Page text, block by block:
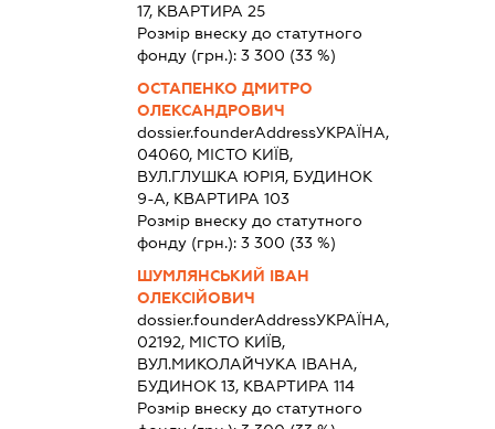
17, КВАРТИРА 25
Розмір внеску до статутного
фонду (грн.):3 300 (33 %)
ОСТАПЕНКО ДМИТРО
ОЛЕКСАНДРОВИЧ
dossier.founderAddressУКРАЇНА,
04060, МІСТО КИЇВ,
ВУЛ.ГЛУШКА ЮРІЯ, БУДИНОК
9-А, КВАРТИРА 103
Розмір внеску до статутного
фонду (грн.):3 300 (33 %)
ШУМЛЯНСЬКИЙ ІВАН
ОЛЕКСІЙОВИЧ
dossier.founderAddressУКРАЇНА,
02192, МІСТО КИЇВ,
ВУЛ.МИКОЛАЙЧУКА ІВАНА,
БУДИНОК 13, КВАРТИРА 114
Розмір внеску до статутного